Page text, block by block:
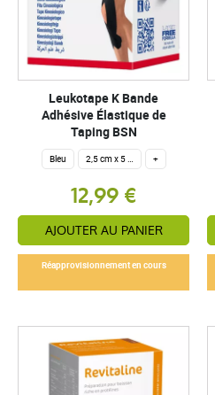
Leukotape K Bande
Adhésive Élastique de
Taping BSN
Bleu 2,5 cm x 5 m +
12,99 €
AJOUTER AU PANIER
Réapprovisionnement en cours